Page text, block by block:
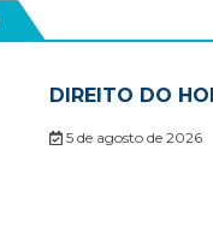
DIREITO DO
5 de agosto de 2026